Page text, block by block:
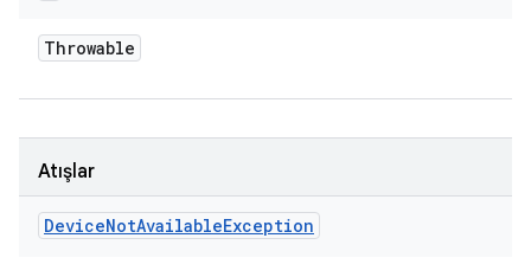
Throwable
Atışlar
DeviceNotAvailableException